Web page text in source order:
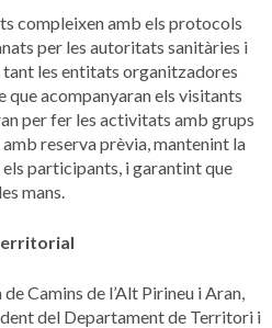
compleixen amb els protocols
per les autoritats sanitàries i
les entitats organitzadores
que acompanyaran els visitants
per fer les activitats amb grups
reserva prèvia, mantenint la
participants, i garantint que
mans.
de Camins de l’Alt Pirineu i Aran,
del Departament de Territori i